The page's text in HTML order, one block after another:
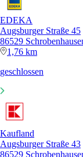
EDEKA
Augsburger Straße 45
86529
1,76 km
geschlossen
Kaufland
Augsburger Straße 43
86529